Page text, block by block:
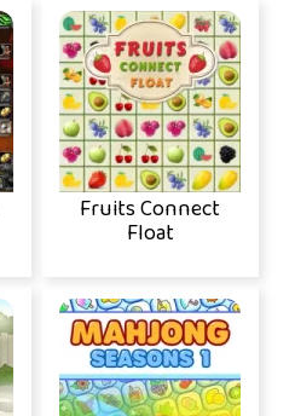
Fruits Connect
Float